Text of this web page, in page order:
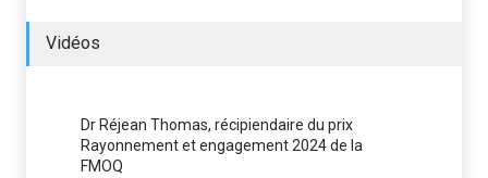
Vidéos
Dr Réjean Thomas, récipiendaire du prix
Rayonnement et engagement 2024 de la
FMOQ